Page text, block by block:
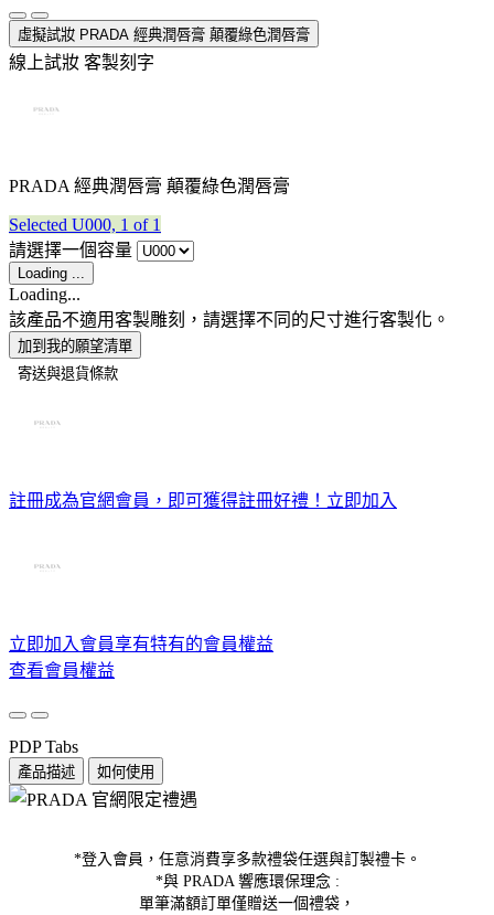
虛擬試妝 PRADA 經典潤唇膏 顛覆綠色潤唇膏
線上試妝 客製刻字
PRADA 經典潤唇膏 顛覆綠色潤唇膏
Selected U000, 1 of 1
請選擇一個容量
Loading ...
Loading...
該產品不適用客製雕刻，請選擇不同的尺寸進行客製化。
加到我的願望清單
註冊成為官網會員，即可獲得註冊好禮！ 立即加入
立即加入會員享有特有的會員權益
查看會員權益
PDP Tabs
產品描述 如何使用
*登入會員，任意消費享多款禮袋任選與訂製禮卡。
*與 PRADA 響應環保理念 :
單筆滿額訂單僅贈送一個禮袋，